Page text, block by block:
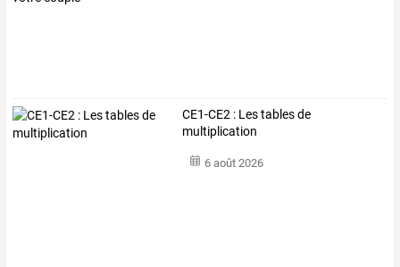
CE1-CE2 : Les tables de
multiplication
6 août 2026